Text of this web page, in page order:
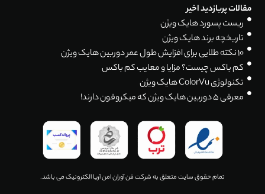
مقالات پربازدید اخیر
ریست پسورد هایک ویژن
تاریخچه برند هایک ویژن
۱۰ نکته طلایی برای افزایش طول عمر دوربین هایک ویژن
کم باکس چیست؟ مزایا و معایب کم باکس
تکنولوژی ColorVu هایک ویژن
معرفی 5 دوربین هایک ویژن که میکروفون دارند!
تمام حقوق سایت متعلق به شرکت فن آوران امن آریا الکترونیک می باشد.